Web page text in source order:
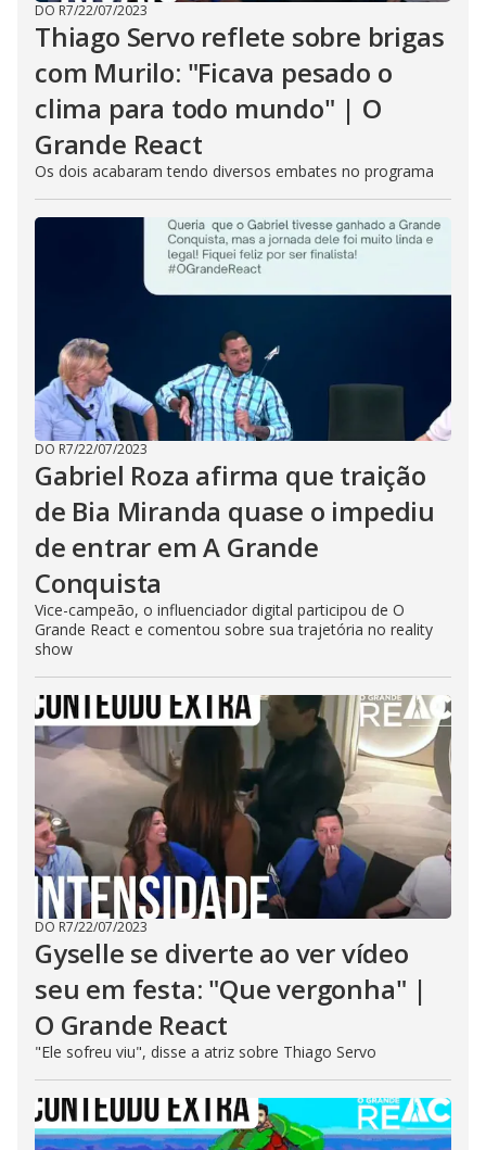
DO R7/22/07/2023
Thiago Servo reflete sobre brigas
com Murilo: "Ficava pesado o
clima para todo mundo" | O
Grande React
Os dois acabaram tendo diversos embates no programa
DO R7/22/07/2023
Gabriel Roza afirma que traição
de Bia Miranda quase o impediu
de entrar em A Grande
Conquista
Vice-campeão, o influenciador digital participou de O
Grande React e comentou sobre sua trajetória no reality
show
DO R7/22/07/2023
Gyselle se diverte ao ver vídeo
seu em festa: "Que vergonha" |
O Grande React
"Ele sofreu viu", disse a atriz sobre Thiago Servo